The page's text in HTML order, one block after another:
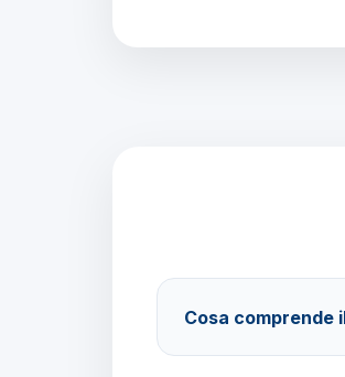
Cosa comprende